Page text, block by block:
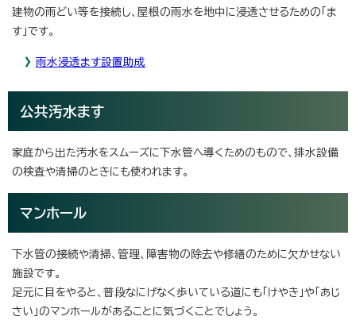
建物の雨どい等を接続し、屋根の雨水を地中に浸透させるための「ま
す」です。
雨水浸透ます設置助成
公共汚水ます
家庭から出た汚水をスムーズに下水管へ導くためのもので、排水設備
の検査や清掃のときにも使われます。
マンホール
下水管の接続や清掃、管理、障害物の除去や修繕のために欠かせない
施設です。
足元に目をやると、普段なにげなく歩いている道にも「けやき」や「あじ
さい」のマンホールがあることに気づくことでしょう。